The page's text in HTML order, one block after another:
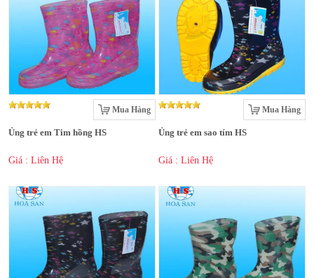
Mua Hàng
Ủng trẻ em Tim hồng HS
Giá : Liên Hệ
Mua Hàng
Ủng trẻ em sao tím HS
Giá : Liên Hệ